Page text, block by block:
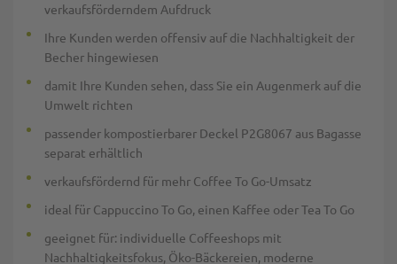
verkaufsförderndem Aufdruck
Ihre Kunden werden offensiv auf die Nachhaltigkeit der
Becher hingewiesen
damit Ihre Kunden sehen, dass Sie ein Augenmerk auf die
Umwelt richten
passender kompostierbarer Deckel P2G8067 aus Bagasse
separat erhältlich
verkaufsfördernd für mehr Coffee To Go-Umsatz
ideal für Cappuccino To Go, einen Kaffee oder Tea To Go
geeignet für: individuelle Coffeeshops mit
Nachhaltigkeitsfokus, Öko-Bäckereien, moderne